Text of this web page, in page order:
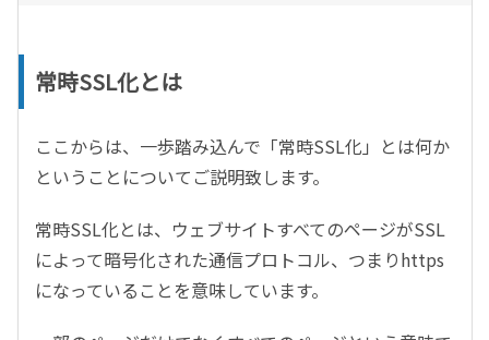
常時SSL化とは
ここからは、一歩踏み込んで「常時SSL化」とは何か
ということについてご説明致します。
常時SSL化とは、ウェブサイトすべてのページがSSL
によって暗号化された通信プロトコル、つまりhttps
になっていることを意味しています。